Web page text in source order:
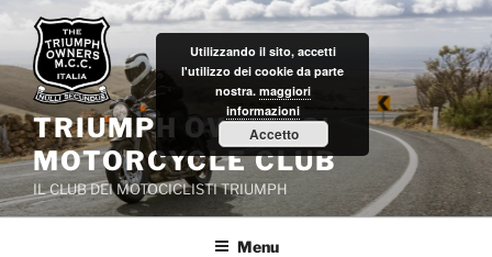
Salta
contenuto
TRIUMPH OWNERS'
MOTORCYCLE CLUB
IL CLUB DEI MOTOCICLISTI TRIUMPH
Menu
Utilizzando il sito, accetti
l'utilizzo dei cookie da parte
nostra. maggiori
informazioni
Accetto